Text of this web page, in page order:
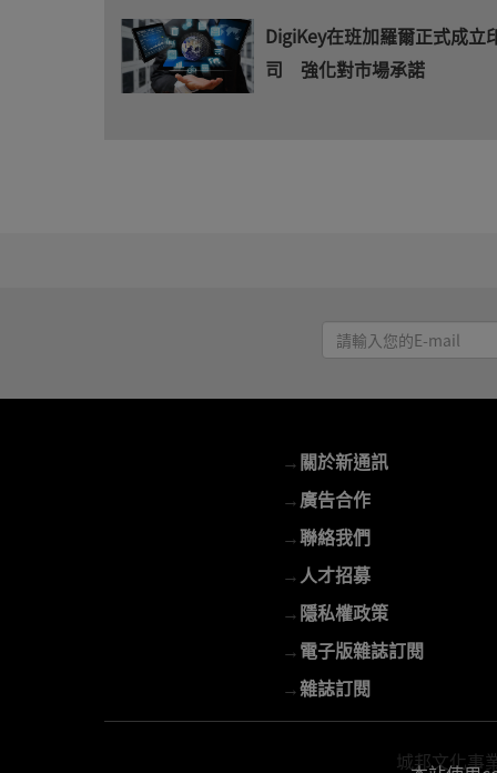
DigiKey在班加羅爾正式成立
司 強化對市場承諾
請
輸
E-
mail
→關於新通訊
→廣告合作
→聯絡我們
→人才招募
→隱私權政策
→電子版雜誌訂閱
→雜誌訂閱
城邦文化事